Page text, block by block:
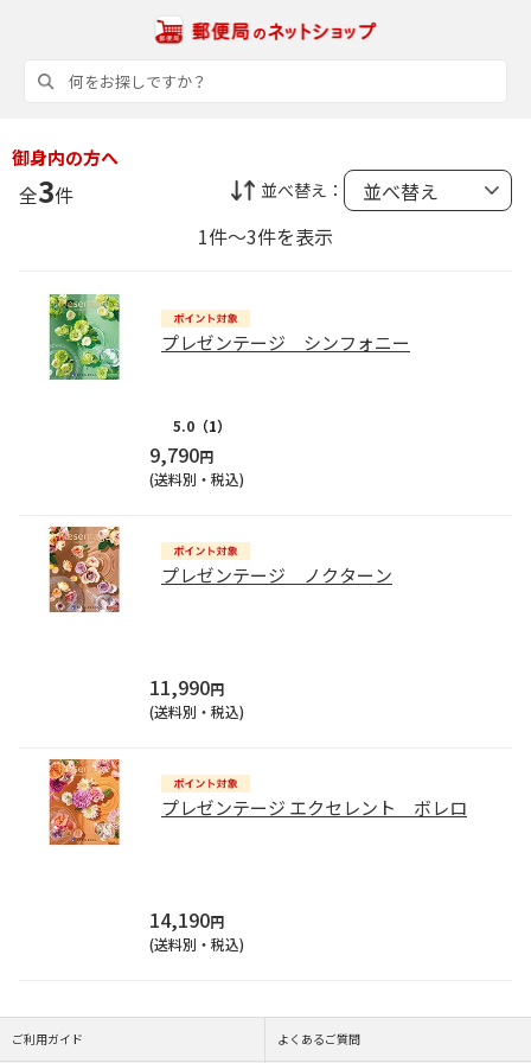
御身内の方へ
全3件 並べ替え：
1件～3件を表示
プレゼンテージ シンフォニー
5.0 （1）
9,790円
(送料別・税込)
プレゼンテージ ノクターン
11,990円
(送料別・税込)
プレゼンテージ エクセレント ボレロ
14,190円
(送料別・税込)
ご利用ガイド よくあるご質問